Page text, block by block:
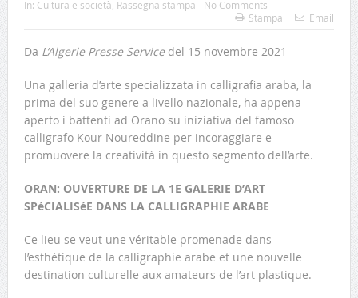
In: Cultura e società, Rassegna stampa
No Comments
Stampa
Email
Da L’Algerie Presse Servicedel 15 novembre 2021
Una galleria d’arte specializzata in calligrafia araba, la
prima del suo genere a livello nazionale, ha appena
aperto i battenti ad Orano su iniziativa del famoso
calligrafo Kour Noureddine per incoraggiare e
promuovere la creatività in questo segmento dell’arte.
ORAN: OUVERTURE DE LA 1E GALERIE D’ART
SPéCIALISéE DANS LA CALLIGRAPHIE ARABE
Ce lieu se veut une véritable promenade dans
l’esthétique de la calligraphie arabe et une nouvelle
destination culturelle aux amateurs de l’art plastique.